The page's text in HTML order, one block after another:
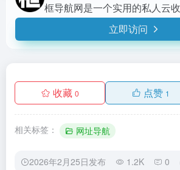
立即访问
收藏 0 点赞 1
相关标签： 网址导航
2026年2月25日发布 1.2K 0